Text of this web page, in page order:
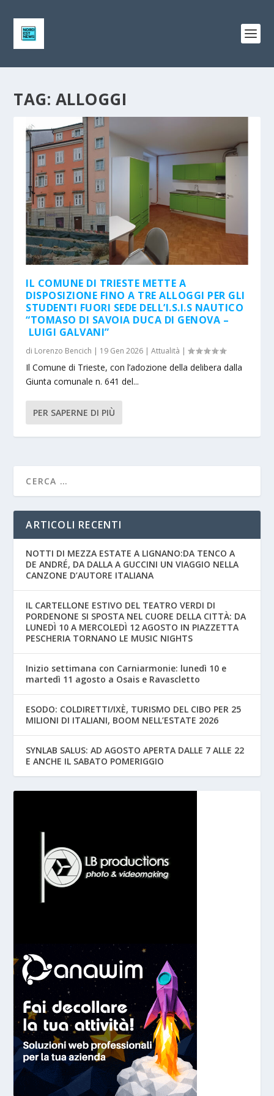
TAG: ALLOGGI
IL COMUNE DI TRIESTE METTE A
DISPOSIZIONE FINO A TRE ALLOGGI PER GLI
STUDENTI FUORI SEDE DELL’I.S.I.S NAUTICO
“TOMASO DI SAVOIA DUCA DI GENOVA –
LUIGI GALVANI”
di Lorenzo Bencich | 19 Gen 2026 |Attualità |
Il Comune di Trieste, con l’adozione della delibera dalla
Giunta comunale n. 641 del...
PER SAPERNE DI PIÙ
ARTICOLI RECENTI
NOTTI DI MEZZA ESTATE A LIGNANO:DA TENCO A
DE ANDRÉ, DA DALLA A GUCCINI UN VIAGGIO NELLA
CANZONE D’AUTORE ITALIANA
IL CARTELLONE ESTIVO DEL TEATRO VERDI DI
PORDENONE SI SPOSTA NEL CUORE DELLA CITTÀ: DA
LUNEDÌ 10 A MERCOLEDÌ 12 AGOSTO IN PIAZZETTA
PESCHERIA TORNANO LE MUSIC NIGHTS
Inizio settimana con Carniarmonie: lunedì 10 e
martedì 11 agosto a Osais e Ravascletto
ESODO: COLDIRETTI/IXÈ, TURISMO DEL CIBO PER 25
MILIONI DI ITALIANI, BOOM NELL’ESTATE 2026
SYNLAB SALUS: AD AGOSTO APERTA DALLE 7 ALLE 22
E ANCHE IL SABATO POMERIGGIO